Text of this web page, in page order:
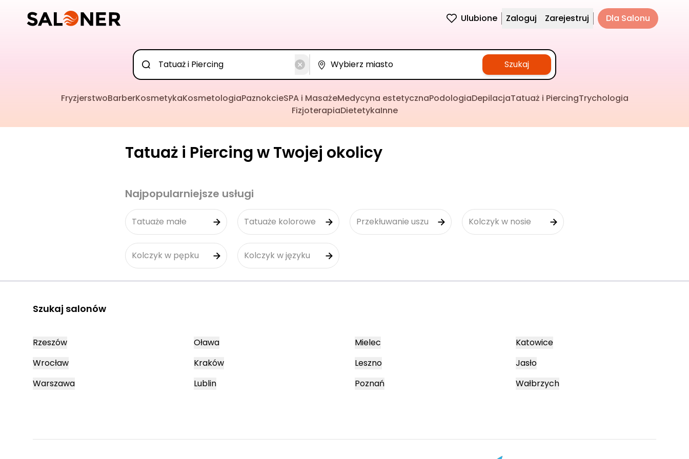
Ulubione Zaloguj Zarejestruj Dla Salonu
Szukaj
FryzjerstwoBarberKosmetykaKosmetologiaPaznokcieSPA i MasażeMedycyna estetycznaPodologiaDepilacjaTatuaż i PiercingTrychologia
FizjoterapiaDietetykaInne
Tatuaż i Piercing w Twojej okolicy
Najpopularniejsze usługi
Tatuaże małe Tatuaże kolorowe Przekłuwanie uszu Kolczyk w nosie
Kolczyk w pępku Kolczyk w języku
Szukaj salonów
Rzeszów
Wrocław
Warszawa
Oława
Kraków
Lublin
Mielec
Leszno
Poznań
Katowice
Jasło
Wałbrzych